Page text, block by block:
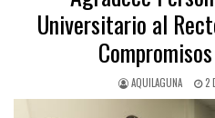
Universitario al
AQUILAGUNA 2